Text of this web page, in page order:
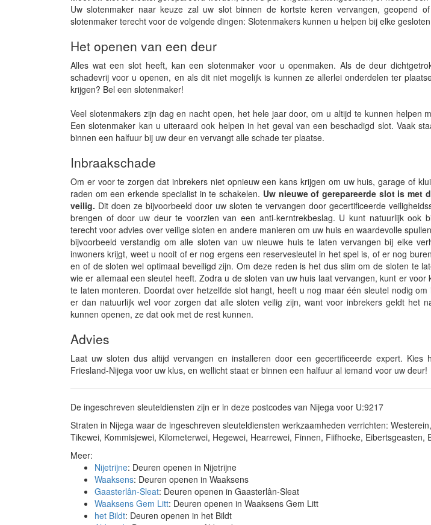
Uw slotenmaker naar keuze zal uw slot binnen de kortste keren vervangen, geopend
slotenmaker terecht voor de volgende dingen: Slotenmakers kunnen u helpen bij elke
Het openen van een deur
Alles wat een slot heeft, kan een slotenmaker voor u openmaken. Als de deur
schadevrij voor u openen, en als dit niet mogelijk is kunnen ze allerlei onderdelen ter
krijgen? Bel een slotenmaker!
Veel slotenmakers zijn dag en nacht open, het hele jaar door, om u altijd te kunnen helpen
Een slotenmaker kan u uiteraard ook helpen in het geval van een beschadigd slot. Vaak
binnen een halfuur bij uw deur en vervangt alle schade ter plaatse.
Inbraakschade
Om er voor te zorgen dat inbrekers niet opnieuw een kans krijgen om uw huis, garage of
raden om een erkende specialist in te schakelen. Uw nieuwe of gerepareerde slot is met
veilig. Dit doen ze bijvoorbeeld door uw sloten te vervangen door gecertificeerde
brengen of door uw deur te voorzien van een anti-kerntrekbeslag. U kunt natuurlijk ook
terecht voor advies over veilige sloten en andere manieren om uw huis en waardevolle
bijvoorbeeld verstandig om alle sloten van uw nieuwe huis te laten vervangen bij elke
inwoners krijgt, weet u nooit of er nog ergens een reservesleutel in het spel is, of er nog
en of de sloten wel optimaal beveiligd zijn. Om deze reden is het dus slim om de sloten te
wie er allemaal een sleutel heeft. Zodra u de sloten van uw huis laat vervangen, kunt er
te laten monteren. Doordat over hetzelfde slot hangt, heeft u nog maar één sleutel nodig
er dan natuurlijk wel voor zorgen dat alle sloten veilig zijn, want voor inbrekers geldt het
kunnen openen, ze dat ook met de rest kunnen.
Advies
Laat uw sloten dus altijd vervangen en installeren door een gecertificeerde expert. Kies
Friesland-Nijega voor uw klus, en wellicht staat er binnen een halfuur al iemand voor uw deur!
De ingeschreven sleuteldiensten zijn er in deze postcodes van Nijega voor U:9217
Straten in Nijega waar de ingeschreven sleuteldiensten werkzaamheden verrichten:
Tikewei, Kommisjewei, Kilometerwei, Hegewei, Hearrewei, Finnen, Fiifhoeke, Eibertsgeasten,
Meer:
Nijetrijne: Deuren openen in Nijetrijne
Waaksens: Deuren openen in Waaksens
Gaasterlân-Sleat: Deuren openen in Gaasterlân-Sleat
Waaksens Gem Litt: Deuren openen in Waaksens Gem Litt
het Bildt: Deuren openen in het Bildt